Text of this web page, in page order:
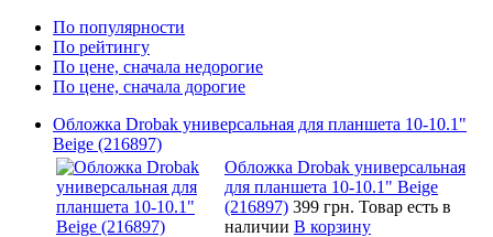
По популярности
По рейтингу
По цене, сначала недорогие
По цене, сначала дорогие
Обложка Drobak универсальная для планшета 10-10.1"
Beige (216897)
Обложка Drobak универсальная
для планшета 10-10.1" Beige
(216897) 399 грн. Товар есть в
наличии В корзину